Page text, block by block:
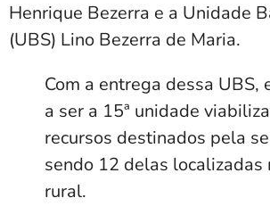
Henrique Bezerra e a Unidade
(UBS) Lino Bezerra de Maria.
Com a entrega dessa UBS,
a ser a 15ª unidade
recursos destinados pela
sendo 12 delas localizadas
rural.